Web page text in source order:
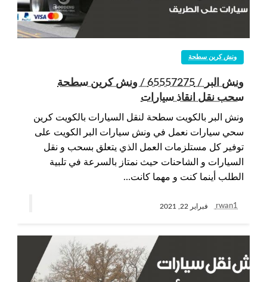
ونش كرين سطحة
ونش البر / 65557275 / ونش كرين سطحة
سحب نقل انقاذ سيارات
ونش البر بالكويت سطحة لنقل السيارات بالكويت كرين
سحي سيارات نعمل في ونش سيارات البر الكويت على
توفير كل مستلزمات العمل الذي يتعلق بسحب و نقل
السيارات و الشاحنات حيث نمتاز بالسرعة في تلبية
الطلب أينما كنت و مهما كانت…
rwan1 فبراير 22, 2021